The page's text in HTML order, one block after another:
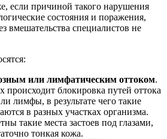
если причиной такого нарушения
состояния и поражения,
вмешательства специалистов не
или лимфатическим оттоком.
происходит блокировка путей оттока
лимфы, в результате чего такие
в разных участках организма.
такие места застоев под глазами,
тонкая кожа.